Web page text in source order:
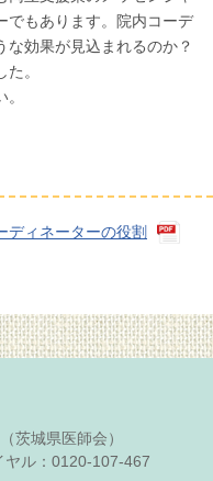
でもあります。院内コーデ
な効果が見込まれるのか？
。
ディネーターの役割
城県医師会）
ル：0120-107-467